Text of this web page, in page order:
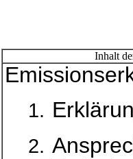
Inhalt